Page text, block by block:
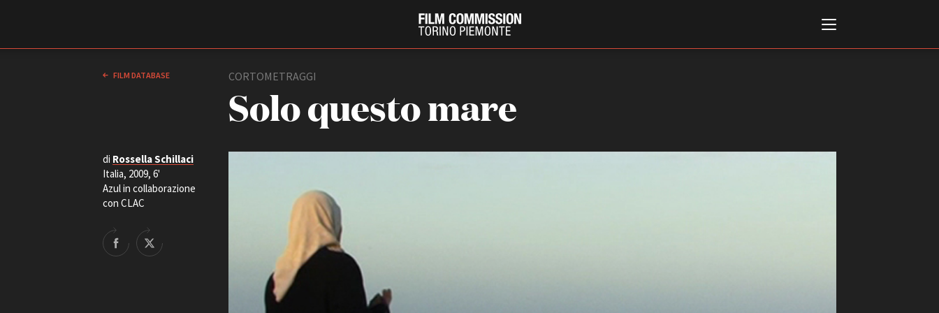
Storia della Fondazione
Attrici-Attori
Beginners
FILM DATABASE CORTOMETRAGGI
Solo questo mare
di Rossella Schillaci
Italia, 2009, 6'
Azul in collaborazione
con CLAC